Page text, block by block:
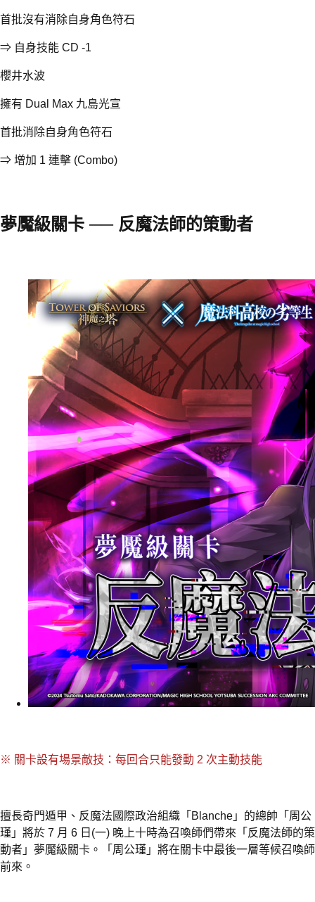
首批沒有消除自身角色符石
⇒ 自身技能 CD -1
櫻井水波
擁有 Dual Max 九島光宣
首批消除自身角色符石
⇒ 增加 1 連擊 (Combo)
夢魘級關卡 ── 反魔法師的策動者
※ 關卡設有場景敵技：每回合只能發動 2 次主動技能
擅長奇門遁甲、反魔法國際政治組織「Blanche」的總帥「周公
瑾」將於 7 月 6 日(一) 晚上十時為召喚師們帶來「反魔法師的策
動者」夢魘級關卡。「周公瑾」將在關卡中最後一層等候召喚師
前來。